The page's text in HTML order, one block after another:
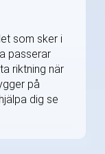
som sker i
passerar
riktning när
på
dig se